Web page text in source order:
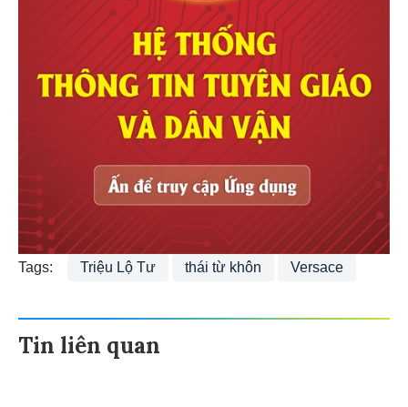
Tags: Triệu Lộ Tư thái từ khôn Versace
Tin liên quan